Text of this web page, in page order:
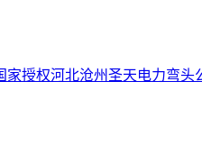
家授权河北沧州圣天电力弯头